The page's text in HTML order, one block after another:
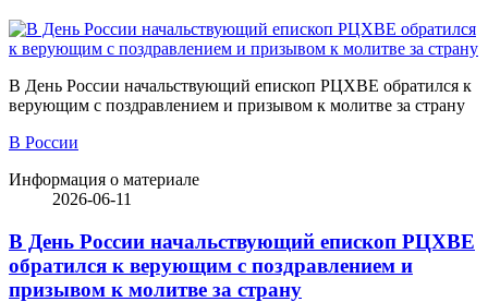
В День России начальствующий епископ РЦХВЕ обратился к
верующим с поздравлением и призывом к молитве за страну
В России
Информация о материале
2026-06-11
В День России начальствующий епископ РЦХВЕ
обратился к верующим с поздравлением и
призывом к молитве за страну